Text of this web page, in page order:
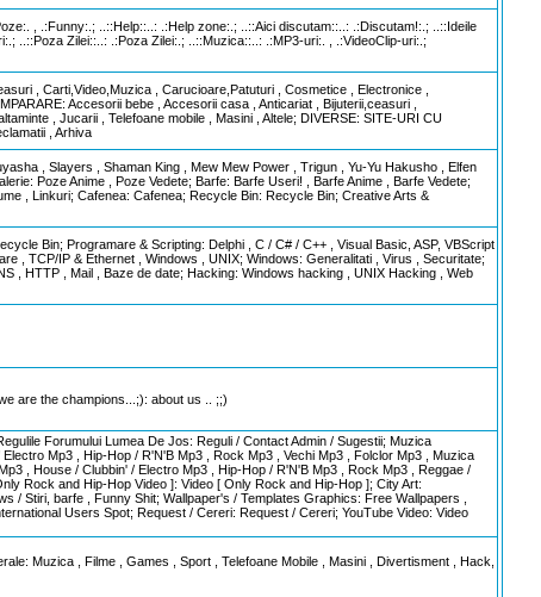
, .:Funny:.; ..::Help::..: .:Help zone:.; ..::Aici discutam::..: .:Discutam!:.; ..::Ideile
..::Poza Zilei::..: .:Poza Zilei:.; ..::Muzica::..: .:MP3-uri:. , .:VideoClip-uri:.;
, Carti,Video,Muzica , Carucioare,Patuturi , Cosmetice , Electronice ,
Accesorii bebe , Accesorii casa , Anticariat , Bijuterii,ceasuri ,
, Jucarii , Telefoane mobile , Masini , Altele; DIVERSE: SITE-URI CU
, Arhiva
, Slayers , Shaman King , Mew Mew Power , Trigun , Yu-Yu Hakusho , Elfen
Poze Anime , Poze Vedete; Barfe: Barfe Useri! , Barfe Anime , Barfe Vedete;
, Linkuri; Cafenea: Cafenea; Recycle Bin: Recycle Bin; Creative Arts &
Bin; Programare & Scripting: Delphi , C / C# / C++ , Visual Basic, ASP, VBScript
, TCP/IP & Ethernet , Windows , UNIX; Windows: Generalitati , Virus , Securitate;
, HTTP , Mail , Baze de date; Hacking: Windows hacking , UNIX Hacking , Web
are the champions...;): about us .. ;;)
Forumului Lumea De Jos: Reguli / Contact Admin / Sugestii; Muzica
Mp3 , Hip-Hop / R'N'B Mp3 , Rock Mp3 , Vechi Mp3 , Folclor Mp3 , Muzica
, House / Clubbin' / Electro Mp3 , Hip-Hop / R'N'B Mp3 , Rock Mp3 , Reggae /
Rock and Hip-Hop Video ]: Video [ Only Rock and Hip-Hop ]; City Art:
Stiri, barfe , Funny Shit; Wallpaper's / Templates Graphics: Free Wallpapers ,
Users Spot; Request / Cereri: Request / Cereri; YouTube Video: Video
Muzica , Filme , Games , Sport , Telefoane Mobile , Masini , Divertisment , Hack,